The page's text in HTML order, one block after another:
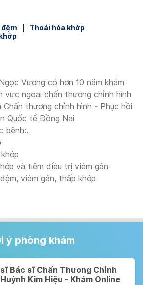
Thoái hóa khớp
Vương có hơn 10 năm khám
vực ngoại chấn thương chỉnh hình
Chấn thương chỉnh hình - Phục hồi
Quốc tế Đồng Nai
bệnh:.
và tiêm điều trị viêm gân
viêm gân, thấp khớp
ý phòng khám
Bác sĩ Chấn Thương Chỉnh
Kim Hiệu - Khám Online